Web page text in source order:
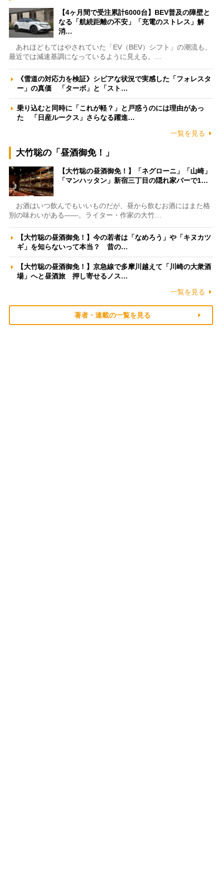
【4ヶ月間で受注累計6000台】BEV普及の障壁と
なる「航続距離の不安」「充電のストレス」解
消…
あれほどもてはやされていた「EV（BEV）シフト」の潮流も、
最近では減速基調になっているように見える。…
《雪道の対応力を検証》シビアな状況で実感した「フォレスタ
ー」の真価 「ターボ」と「スト…
乗り込むと同時に「これが軽？」と戸惑うのには理由があっ
た 「日産ルークス」さらなる躍進…
一覧を見る
大竹聡の「昼酒御免！」
【大竹聡の昼酒御免！】「ネグローニ」「山崎」
「マンハッタン」新宿三丁目の隠れ家バーで1…
お酒はいつ飲んでもいいものだが、昼から飲むお酒にはまた格
別の味わいがある――。ライター・作家の大竹…
【大竹聡の昼酒御免！】今の若者は「なめろう」や「キヌカツ
ギ」を知らないって本当？ 昔の…
【大竹聡の昼酒御免！】京急線で多摩川越えて「川崎の大衆酒
場」へと昼酒旅 押し寄せるノス…
一覧を見る
著者・連載の一覧を見る